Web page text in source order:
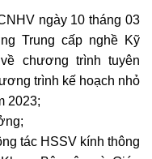
ngày 10 tháng 03
Trung cấp nghề Kỹ
chương trình tuyên
trình kế hoạch nhỏ
2023;
tác HSSV kính thông